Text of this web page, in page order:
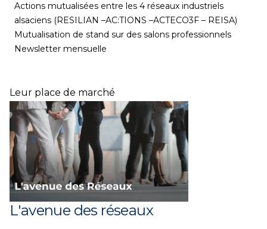
Actions mutualisées entre les 4 réseaux industriels
alsaciens (RESILIAN –AC:TIONS –ACTECO3F – REISA)
Mutualisation de stand sur des salons professionnels
Newsletter mensuelle
Leur place de marché
L'avenue des réseaux